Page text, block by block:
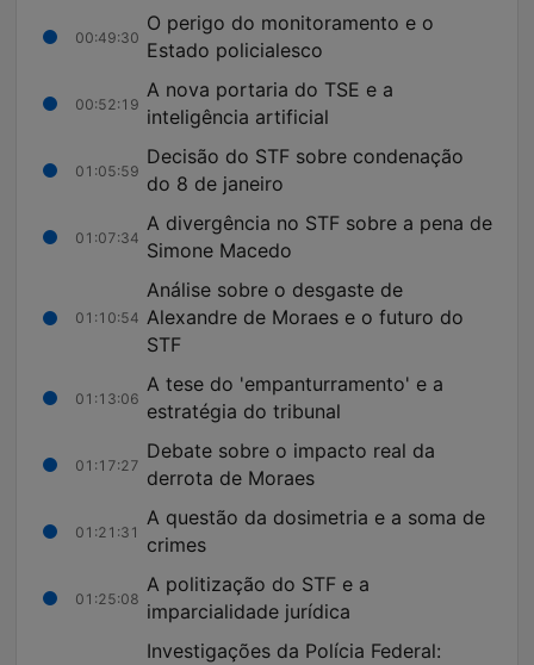
00:49:30
O perigo do monitoramento e o
Estado policialesco
00:52:19
A nova portaria do TSE e a
inteligência artificial
01:05:59
Decisão do STF sobre condenação
do 8 de janeiro
01:07:34
A divergência no STF sobre a pena de
Simone Macedo
01:10:54
Análise sobre o desgaste de
Alexandre de Moraes e o futuro do
STF
01:13:06
A tese do 'empanturramento' e a
estratégia do tribunal
01:17:27
Debate sobre o impacto real da
derrota de Moraes
01:21:31
A questão da dosimetria e a soma de
crimes
01:25:08
A politização do STF e a
imparcialidade jurídica
Investigações da Polícia Federal: